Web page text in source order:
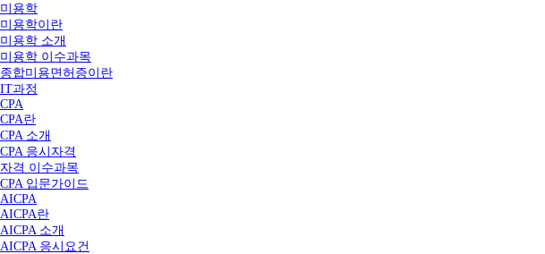
미용학
미용학이란
미용학 소개
미용학 이수과목
종합미용면허증이란
IT과정
CPA
CPA란
CPA 소개
CPA 응시자격
자격 이수과목
CPA 입문가이드
AICPA
AICPA란
AICPA 소개
AICPA 응시요건